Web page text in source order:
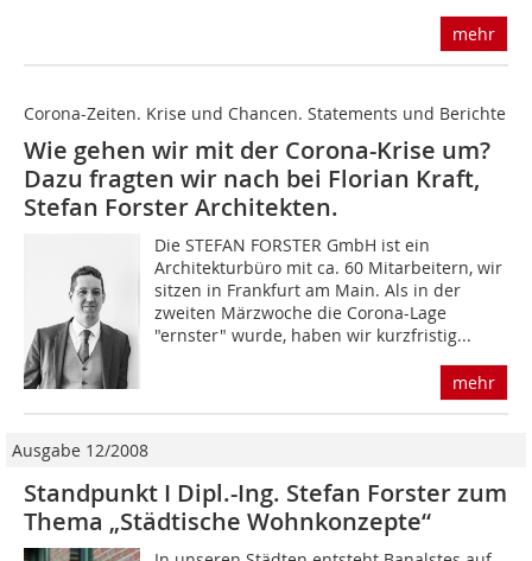
mehr
Corona-Zeiten. Krise und Chancen. Statements und Berichte
Wie gehen wir mit der Corona-Krise um?
Dazu fragten wir nach bei Florian Kraft,
Stefan Forster Architekten.
Die STEFAN FORSTER GmbH ist ein
Architekturbüro mit ca. 60 Mitarbeitern, wir
sitzen in Frankfurt am Main. Als in der
zweiten Märzwoche die Corona-Lage
"ernster" wurde, haben wir kurzfristig...
mehr
Ausgabe 12/2008
Standpunkt I Dipl.-Ing. Stefan Forster zum
Thema „Städtische Wohnkonzepte“